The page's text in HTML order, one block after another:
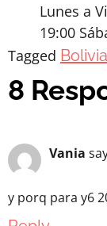
Lunes a
19:00
Tagged Bolivia
8
Vania
y porq para y6